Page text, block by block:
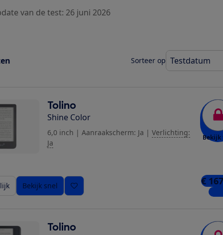
van de test: 26 juni 2026
Sorteer op
Tolino
Shine Color
6,0 inch | Aanraakscherm: Ja | Verlichting:
Ja
Bekijk
Bekijk snel €
1
Tolino